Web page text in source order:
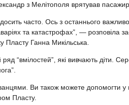
з Мелітополя врятував
часто. Ось з останнього
та катастрофах”, — розповіла
Пласту Ганна Микільська.
“вмілостей”, які вивчають діти.
Ви також можете допомогти у
Пласту.